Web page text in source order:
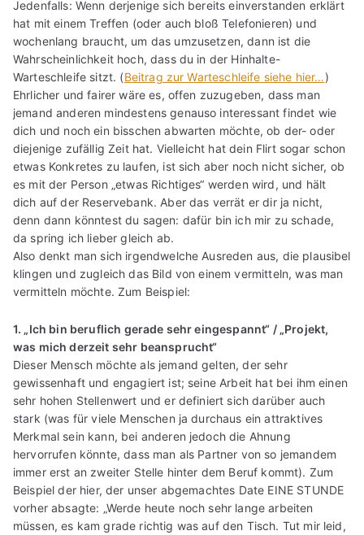
Jedenfalls: Wenn derjenige sich bereits einverstanden erklärt
hat mit einem Treffen (oder auch bloß Telefonieren) und
wochenlang braucht, um das umzusetzen, dann ist die
Wahrscheinlichkeit hoch, dass du in der Hinhalte-
Warteschleife sitzt. (Beitrag zur Warteschleife siehe hier…)
Ehrlicher und fairer wäre es, offen zuzugeben, dass man
jemand anderen mindestens genauso interessant findet wie
dich und noch ein bisschen abwarten möchte, ob der- oder
diejenige zufällig Zeit hat. Vielleicht hat dein Flirt sogar schon
etwas Konkretes zu laufen, ist sich aber noch nicht sicher, ob
es mit der Person „etwas Richtiges“ werden wird, und hält
dich auf der Reservebank. Aber das verrät er dir ja nicht,
denn dann könntest du sagen: dafür bin ich mir zu schade,
da spring ich lieber gleich ab.
Also denkt man sich irgendwelche Ausreden aus, die plausibel
klingen und zugleich das Bild von einem vermitteln, was man
vermitteln möchte. Zum Beispiel:
1. „Ich bin beruflich gerade sehr eingespannt“ / „Projekt,
was mich derzeit sehr beansprucht“
Dieser Mensch möchte als jemand gelten, der sehr
gewissenhaft und engagiert ist; seine Arbeit hat bei ihm einen
sehr hohen Stellenwert und er definiert sich darüber auch
stark (was für viele Menschen ja durchaus ein attraktives
Merkmal sein kann, bei anderen jedoch die Ahnung
hervorrufen könnte, dass man als Partner von so jemandem
immer erst an zweiter Stelle hinter dem Beruf kommt). Zum
Beispiel der hier, der unser abgemachtes Date EINE STUNDE
vorher absagte: „Werde heute noch sehr lange arbeiten
müssen, es kam grade richtig was auf den Tisch. Tut mir leid,